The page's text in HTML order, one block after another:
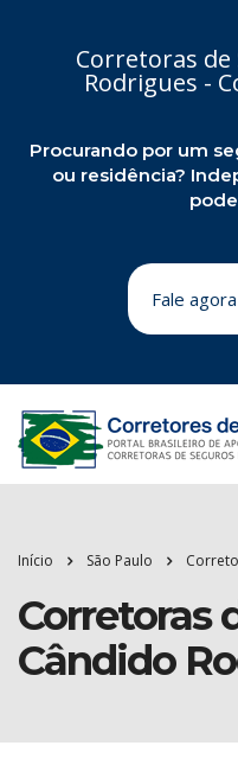
Corretoras de
Rodrigues -
Procurando por um
ou residência?
Fale
Início São Paulo
Corretoras
Cândido